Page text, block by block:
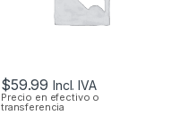
$59.99 Incl. IVA
Precio en efectivo o
transferencia